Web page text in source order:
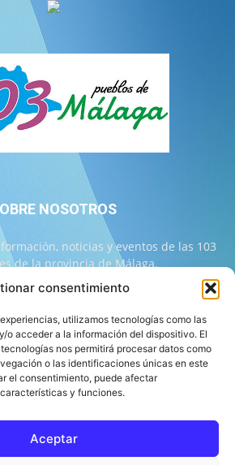
consentimiento
utilizamos tecnologías como las
o acceder a la información del dispositivo. El
nos permitirá procesar datos como
o las identificaciones únicas en este
el consentimiento, puede afectar
y funciones.
Aceptar
NOSOTROS
noticias y eventos de las 103
de la provincia de Málaga.
info@103malaga.com
SÍGUENOS